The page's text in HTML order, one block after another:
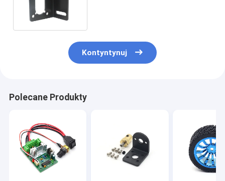
Kontyntynuj
Polecane Produkty